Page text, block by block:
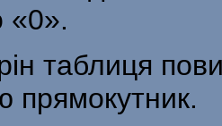
«0».
таблиця
прямокутник.